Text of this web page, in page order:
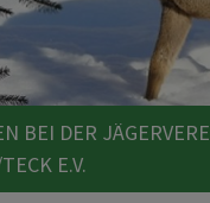
BEI DER
E.V.